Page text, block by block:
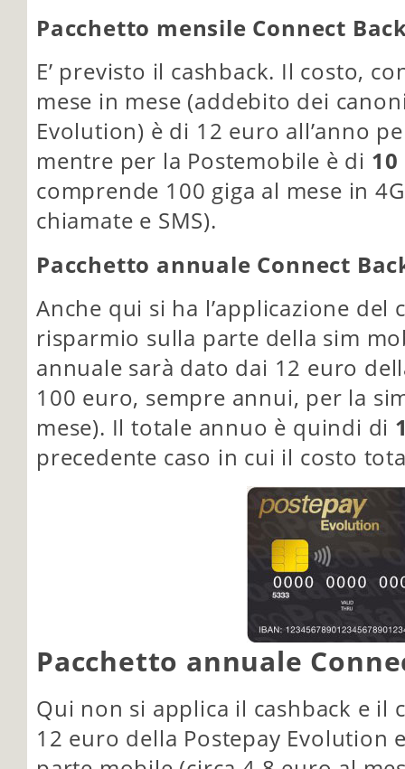
Pacchetto mensile Connect
E’ previsto il cashback. Il costo,
mese in mese (addebito dei
Evolution) è di 12 euro all’anno
mentre per la Postemobile è di
comprende 100 giga al mese in
chiamate e SMS).
Pacchetto annuale Connect
Anche qui si ha l’applicazione del
risparmio sulla parte della sim
annuale sarà dato dai 12 euro
100 euro, sempre annui, per la
mese). Il totale annuo è quindi di
precedente caso in cui il costo
Pacchetto annuale
Qui non si applica il cashback e il
12 euro della Postepay Evolution